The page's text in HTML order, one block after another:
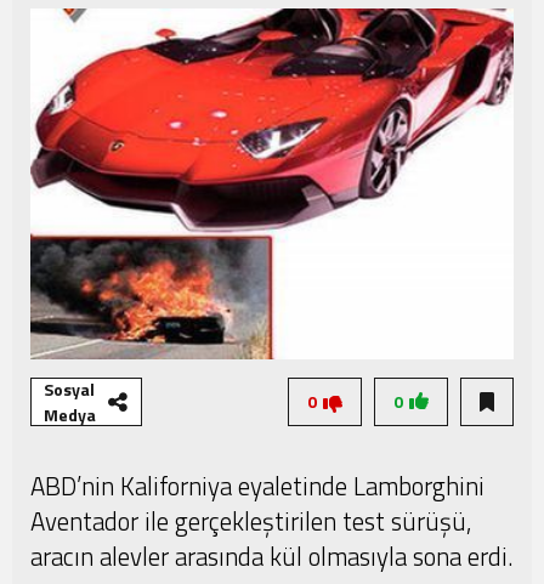
Şampiyonası Başlıyor!
Sosyal
Medya
0
0
ABD’nin Kaliforniya eyaletinde Lamborghini
Aventador ile gerçekleştirilen test sürüşü,
aracın alevler arasında kül olmasıyla sona erdi.